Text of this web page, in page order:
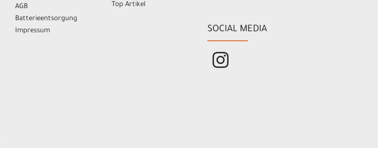
AGB
Batterieentsorgung
Impressum
Top Artikel
SOCIAL MEDIA